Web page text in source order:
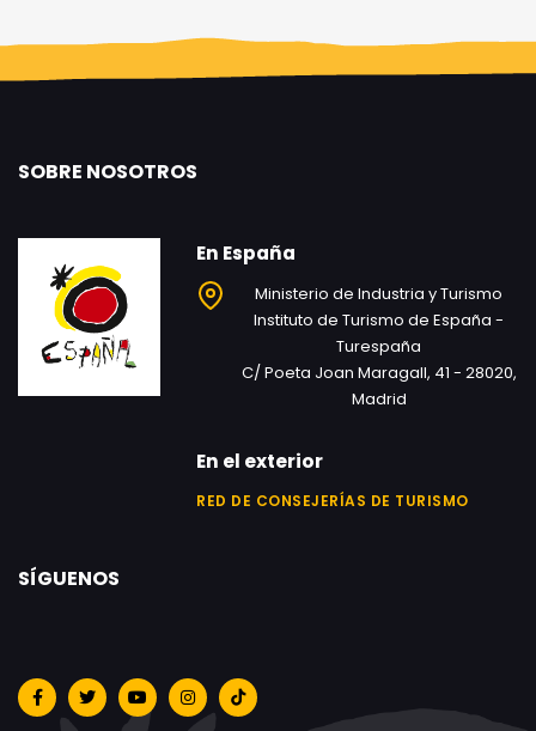
SOBRE NOSOTROS
En España
Ministerio de Industria y Turismo
Instituto de Turismo de España -
Turespaña
C/ Poeta Joan Maragall, 41 - 28020,
Madrid
En el exterior
RED DE CONSEJERÍAS DE TURISMO
SÍGUENOS